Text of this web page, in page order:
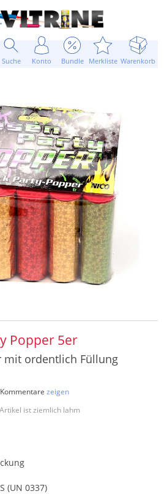
Suche Konto Bundle Merkliste Warenkorb
Popper 5er
mit ordentlich Füllung
ist ziemlich lahm
zeigen
(UN 0337)